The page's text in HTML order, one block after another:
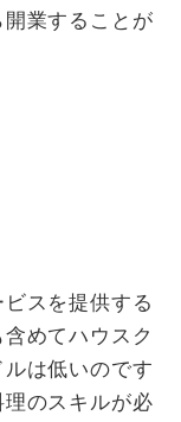
業することが
スを提供する
めてハウスク
は低いのです
のスキルが必